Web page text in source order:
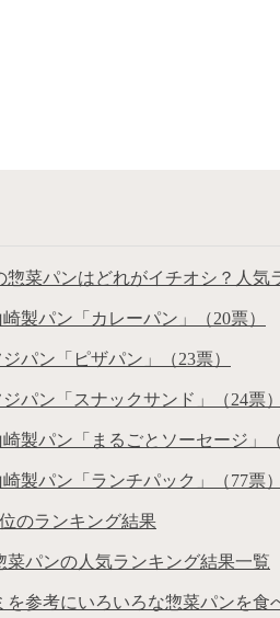
惣菜パンはどれがイチオシ？人気
製パン「カレーパン」（20票）
パン「ピザパン」（23票）
パン「スナックサンド」（24票）
崎製パン「まるごとソーセージ」（
製パン「ランチパック」（77票）
のランキング結果
菜パンの人気ランキング結果一覧
を参考にいろいろな惣菜パンを食